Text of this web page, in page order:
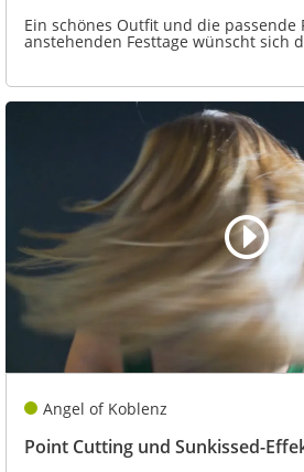
Ein schönes Outfit und die passende
anstehenden Festtage wünscht sich
Angel of Koblenz
Point Cutting und Sunkissed-